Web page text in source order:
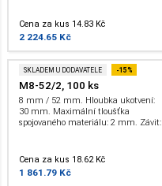
Cena za kus 14.83 Kč
2 224.65 Kč
SKLADEM U DODAVATELE -15%
M8-52/2, 100 ks
8 mm / 52 mm. Hloubka ukotvení:
30 mm. Maximální tloušťka
spojovaného materiálu: 2 mm. Závit:
Cena za kus 18.62 Kč
1 861.79 Kč